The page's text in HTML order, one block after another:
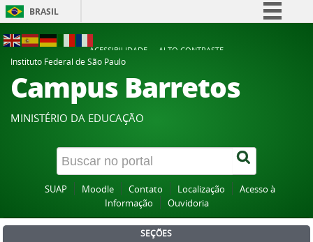
BRASIL
Participe
Acesso à informação
Canais
ACESSIBILIDADE
ALTO CONTRASTE
Instituto Federal de São Paulo
Campus Barretos
MINISTÉRIO DA EDUCAÇÃO
SUAP Moodle Contato Localização
Acesso à
Informação
Ouvidoria
SEÇÕES